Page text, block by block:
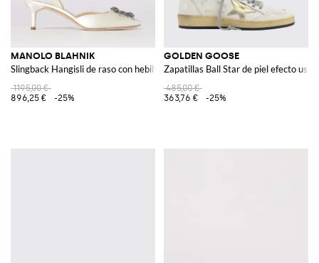
MANOLO BLAHNIK
Slingback Hangisli de raso con hebilla joya
1195,00 €
896,25 €
-25%
GOLDEN GOOSE
Zapatillas Ball Star de piel efecto
485,00 €
363,76 €
-25%